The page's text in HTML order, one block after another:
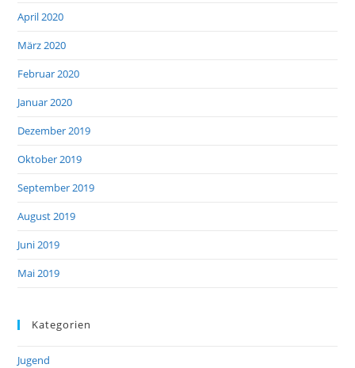
April 2020
März 2020
Februar 2020
Januar 2020
Dezember 2019
Oktober 2019
September 2019
August 2019
Juni 2019
Mai 2019
Kategorien
Jugend